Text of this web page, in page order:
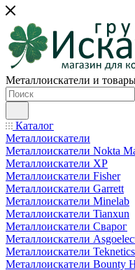
Металлоискатели и
Каталог
Металлоискатели
Металлоискатели Nokta
Металлоискатели XP
Металлоискатели Fisher
Металлоискатели Garrett
Металлоискатели Minelab
Металлоискатели Tianxun
Металлоискатели Сварог
Металлоискатели
Металлоискатели Teknetics
Металлоискатели Bounty